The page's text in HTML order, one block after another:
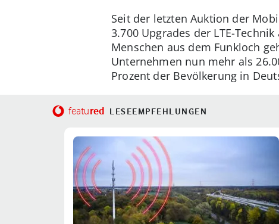
Seit der letzten Auktion der
3.700 Upgrades der LTE-
Menschen aus dem Funkloch
Unternehmen nun mehr als
Prozent der Bevölkerung in
featured LESEEMPFEHLUNGEN